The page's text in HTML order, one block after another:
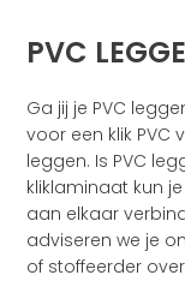
PVC
Ga jij je PVC
voor een klik PVC
leggen. Is PVC
kliklaminaat kun
aan elkaar
adviseren we je
of stoffeerder